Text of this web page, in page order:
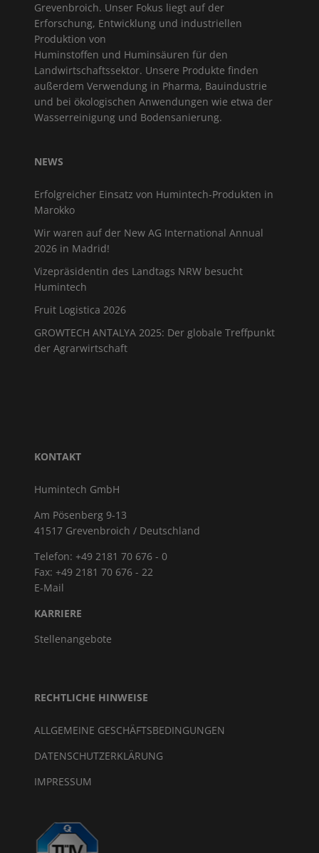
Grevenbroich. Unser Fokus liegt auf der
Erforschung, Entwicklung und industriellen
Produktion von
Huminstoffen und Huminsäuren für den
Landwirtschaftssektor. Unsere Produkte finden
außerdem Verwendung in Pharma, Bauindustrie
und bei ökologischen Anwendungen wie etwa der
Wasserreinigung und Bodensanierung.
NEWS
Erfolgreicher Einsatz von Humintech-Produkten in
Marokko
Wir waren auf der New AG International Annual
2026 in Madrid!
Vizepräsidentin des Landtags NRW besucht
Humintech
Fruit Logistica 2026
GROWTECH ANTALYA 2025: Der globale Treffpunkt
der Agrarwirtschaft
KONTAKT
Humintech GmbH
Am Pösenberg 9-13
41517 Grevenbroich / Deutschland
Telefon: +49 2181 70 676 - 0
Fax: +49 2181 70 676 - 22
E-Mail
KARRIERE
Stellenangebote
RECHTLICHE HINWEISE
ALLGEMEINE GESCHÄFTSBEDINGUNGEN
DATENSCHUTZERKLÄRUNG
IMPRESSUM